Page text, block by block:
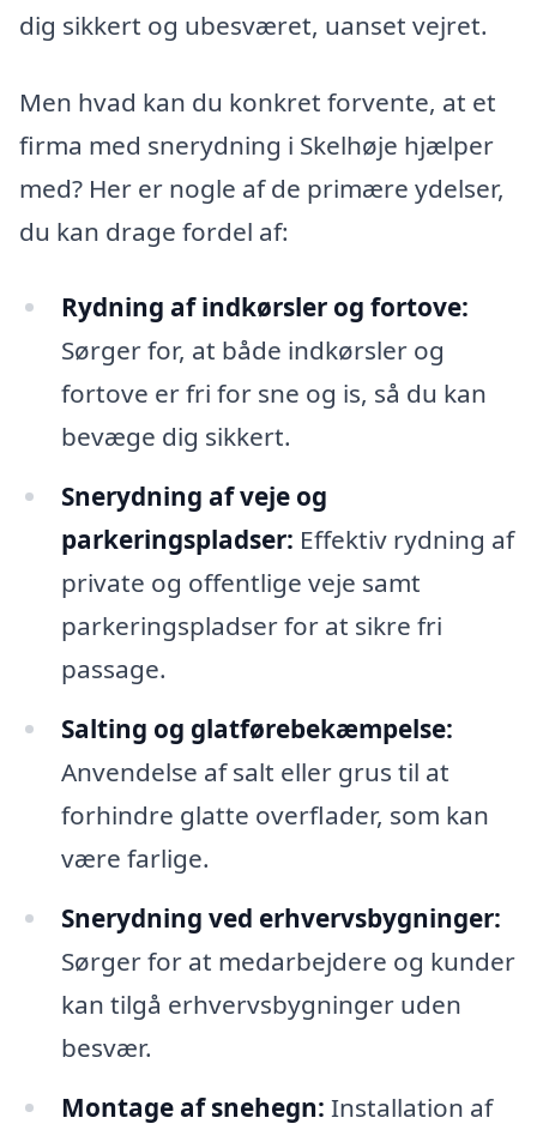
dig sikkert og ubesværet, uanset vejret.
Men hvad kan du konkret forvente, at et
firma med snerydning i Skelhøje hjælper
med? Her er nogle af de primære ydelser,
du kan drage fordel af:
Rydning af indkørsler og fortove:
Sørger for, at både indkørsler og
fortove er fri for sne og is, så du kan
bevæge dig sikkert.
Snerydning af veje og
parkeringspladser: Effektiv rydning af
private og offentlige veje samt
parkeringspladser for at sikre fri
passage.
Salting og glatførebekæmpelse:
Anvendelse af salt eller grus til at
forhindre glatte overflader, som kan
være farlige.
Snerydning ved erhvervsbygninger:
Sørger for at medarbejdere og kunder
kan tilgå erhvervsbygninger uden
besvær.
Montage af snehegn: Installation af